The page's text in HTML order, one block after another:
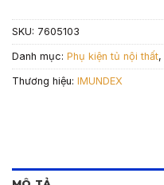
SKU: 7605103
Danh mục: Phụ kiện tủ nội thất,
Thương hiệu: IMUNDEX